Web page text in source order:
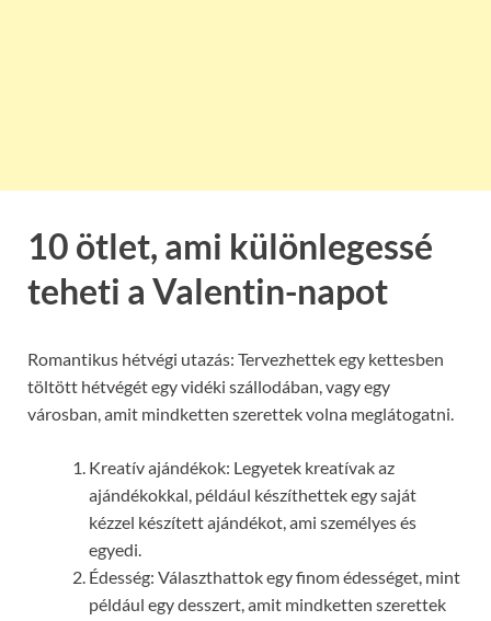
10 ötlet, ami különlegessé
teheti a Valentin-napot
Romantikus hétvégi utazás: Tervezhettek egy kettesben
töltött hétvégét egy vidéki szállodában, vagy egy
városban, amit mindketten szerettek volna meglátogatni.
Kreatív ajándékok: Legyetek kreatívak az
ajándékokkal, például készíthettek egy saját
kézzel készített ajándékot, ami személyes és
egyedi.
Édesség: Választhattok egy finom édességet, mint
például egy desszert, amit mindketten szerettek